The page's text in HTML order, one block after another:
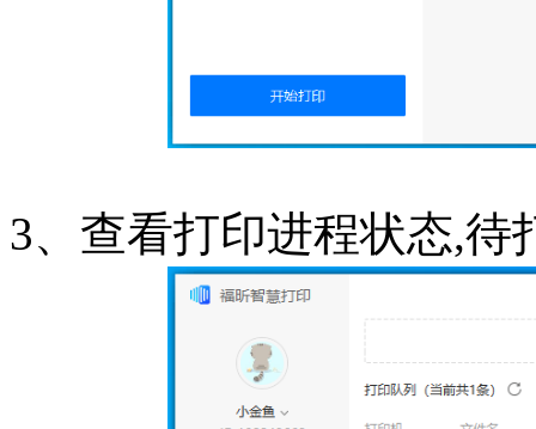
3、查看打印进程状态,待